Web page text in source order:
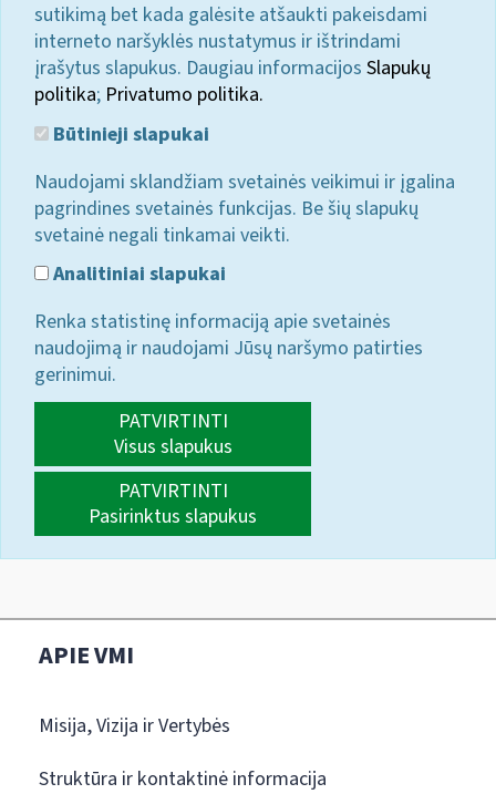
sutikimą bet kada galėsite atšaukti pakeisdami
interneto naršyklės nustatymus ir ištrindami
įrašytus slapukus. Daugiau informacijos Slapukų
politika; Privatumo politika.
Būtinieji slapukai
Naudojami sklandžiam svetainės veikimui ir įgalina
pagrindines svetainės funkcijas. Be šių slapukų
svetainė negali tinkamai veikti.
Analitiniai slapukai
Renka statistinę informaciją apie svetainės
naudojimą ir naudojami Jūsų naršymo patirties
gerinimui.
PATVIRTINTI
Visus slapukus
PATVIRTINTI
Pasirinktus slapukus
APIE VMI
Misija, Vizija ir Vertybės
Struktūra ir kontaktinė informacija